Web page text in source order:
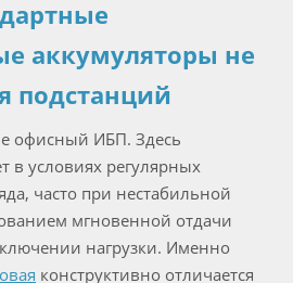
аккумуляторы не
подстанций
офисный ИБП. Здесь
в условиях регулярных
часто при нестабильной
мгновенной отдачи
нагрузки. Именно
конструктивно отличается